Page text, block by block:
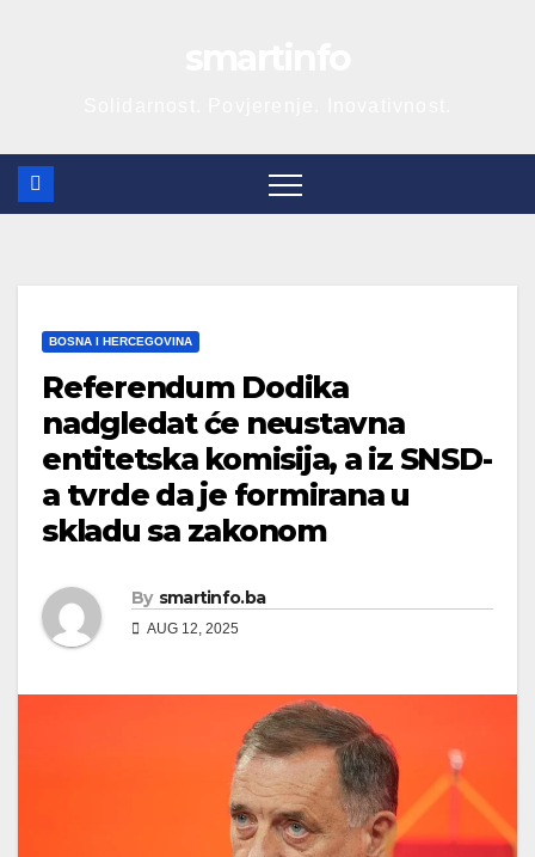
BOSNA I HERCEGOVINA
Referendum Dodika
nadgledat će neustavna
entitetska komisija, a iz SNSD-
a tvrde da je formirana u
skladu sa zakonom
By smartinfo.ba
AUG 12, 2025